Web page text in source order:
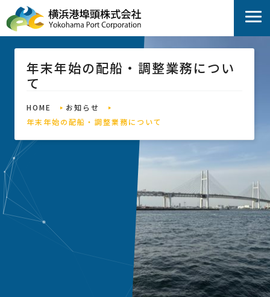
年末年始の配船・調整業務につい
て
HOME
お知らせ
年末年始の配船・調整業務について